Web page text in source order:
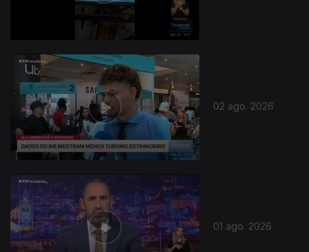
02 ago. 2026
01 ago. 2026